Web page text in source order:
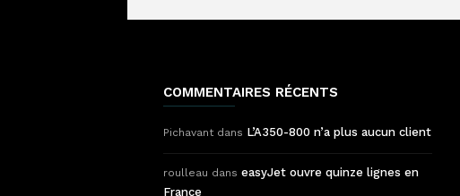
COMMENTAIRES RÉCENTS
Pichavant dans L’A350-800 n’a plus aucun client
roulleau dans easyJet ouvre quinze lignes en
France